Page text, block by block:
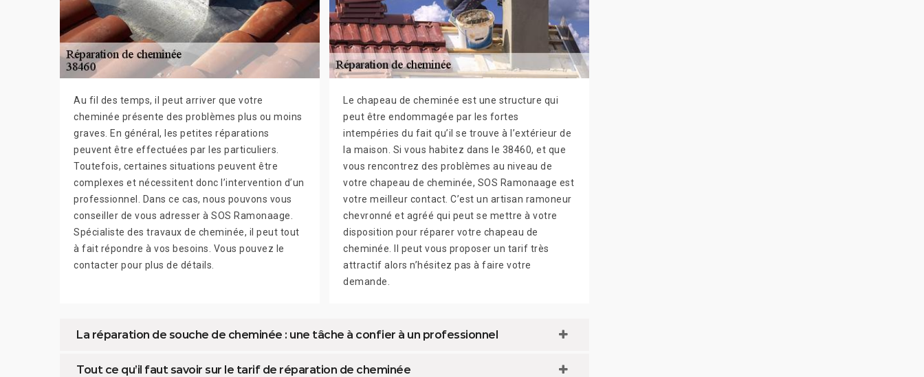
Au fil des temps, il peut arriver que votre
cheminée présente des problèmes plus ou moins
graves. En général, les petites réparations
peuvent être effectuées par les particuliers.
Toutefois, certaines situations peuvent être
complexes et nécessitent donc l’intervention d’un
professionnel. Dans ce cas, nous pouvons vous
conseiller de vous adresser à SOS Ramonaage.
Spécialiste des travaux de cheminée, il peut tout
à fait répondre à vos besoins. Vous pouvez le
contacter pour plus de détails.
Le chapeau de cheminée est une structure qui
peut être endommagée par les fortes
intempéries du fait qu’il se trouve à l’extérieur de
la maison. Si vous habitez dans le 38460, et que
vous rencontrez des problèmes au niveau de
votre chapeau de cheminée, SOS Ramonaage est
votre meilleur contact. C’est un artisan ramoneur
chevronné et agréé qui peut se mettre à votre
disposition pour réparer votre chapeau de
cheminée. Il peut vous proposer un tarif très
attractif alors n’hésitez pas à faire votre
demande.
La réparation de souche de cheminée : une tâche à confier à un professionnel
Tout ce qu’il faut savoir sur le tarif de réparation de cheminée